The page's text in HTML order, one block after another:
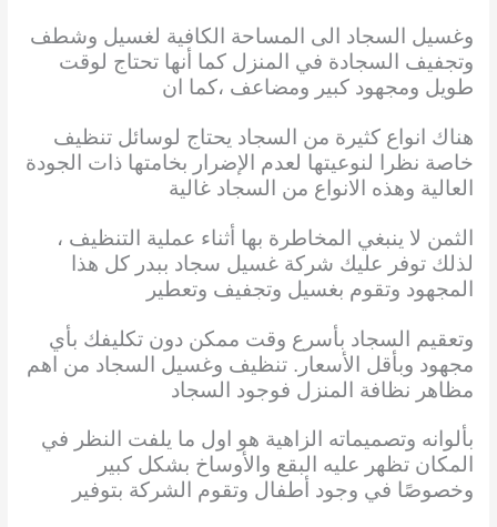
وغسيل السجاد الى المساحة الكافية لغسيل وشطف
وتجفيف السجادة في المنزل كما أنها تحتاج لوقت
طويل ومجهود كبير ومضاعف ،كما ان
هناك انواع كثيرة من السجاد يحتاج لوسائل تنظيف
خاصة نظرا لنوعيتها لعدم الإضرار بخامتها ذات الجودة
العالية وهذه الانواع من السجاد غالية
الثمن لا ينبغي المخاطرة بها أثناء عملية التنظيف ،
لذلك توفر عليك شركة غسيل سجاد ببدر كل هذا
المجهود وتقوم بغسيل وتجفيف وتعطير
وتعقيم السجاد بأسرع وقت ممكن دون تكليفك بأي
مجهود وبأقل الأسعار. تنظيف وغسيل السجاد من اهم
مظاهر نظافة المنزل فوجود السجاد
بألوانه وتصميماته الزاهية هو اول ما يلفت النظر في
المكان تظهر عليه البقع والأوساخ بشكل كبير
وخصوصًا في وجود أطفال وتقوم الشركة بتوفير